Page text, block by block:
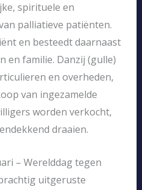
spirituele en
palliatieve patiënten.
en besteedt daarnaast
en familie. Danzij (gulle)
en overheden,
van ingezamelde
worden verkocht,
draaien.
– Werelddag tegen
uitgeruste